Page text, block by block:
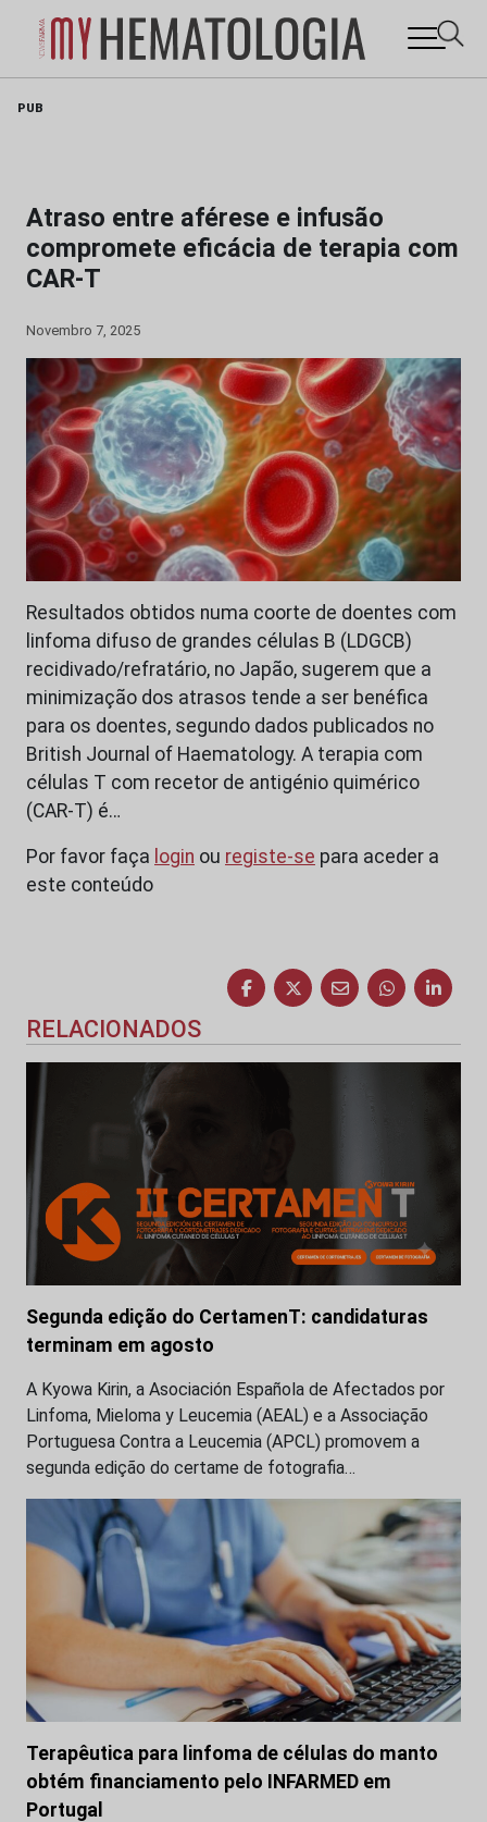
PUB
Atraso entre aférese e infusão
compromete eficácia de terapia com
CAR-T
Novembro 7, 2025
Resultados obtidos numa coorte de doentes com
linfoma difuso de grandes células B (LDGCB)
recidivado/refratário, no Japão, sugerem que a
minimização dos atrasos tende a ser benéfica
para os doentes, segundo dados publicados no
British Journal of Haematology. A terapia com
células T com recetor de antigénio quimérico
(CAR-T) é…
Por favor faça login ou registe-se para aceder a
este conteúdo
RELACIONADOS
Segunda edição do CertamenT: candidaturas
terminam em agosto
A Kyowa Kirin, a Asociación Española de Afectados por
Linfoma, Mieloma y Leucemia (AEAL) e a Associação
Portuguesa Contra a Leucemia (APCL) promovem a
segunda edição do certame de fotografia…
Terapêutica para linfoma de células do manto
obtém financiamento pelo INFARMED em
Portugal